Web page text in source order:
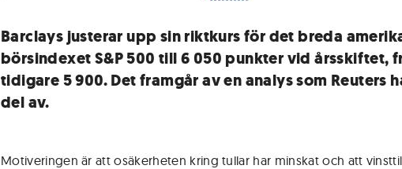
Barclays justerar upp sin riktkurs för det breda
börsindexet S&P 500 till 6 050 punkter vid årsskiftet,
tidigare 5 900. Det framgår av en analys som Reuters
del av.
Motiveringen är att osäkerheten kring tullar har minskat och att